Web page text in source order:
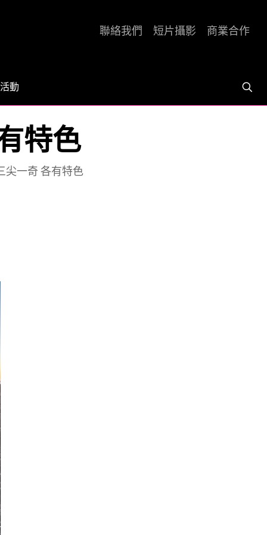
活動
聯絡我們 短片攝影 商業合作
特色
尖一奇 各有特色